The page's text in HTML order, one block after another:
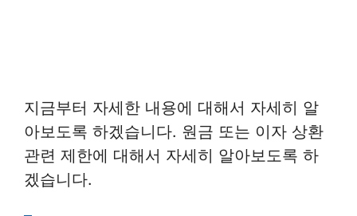
지금부터 자세한 내용에 대해서 자세히 알
아보도록 하겠습니다. 원금 또는 이자 상환
관련 제한에 대해서 자세히 알아보도록 하
겠습니다.